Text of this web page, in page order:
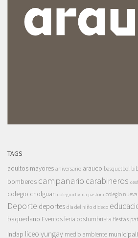
TAGS
adultos mayores aniversario arauco basquetbol
bomberos campanario carabineros
colegio cholguan colegio divina pastora colegio
Deporte deportes dia del niño dideco
baquedano Eventosferia costumbrista fiestas
indap liceo yungay medio ambiente